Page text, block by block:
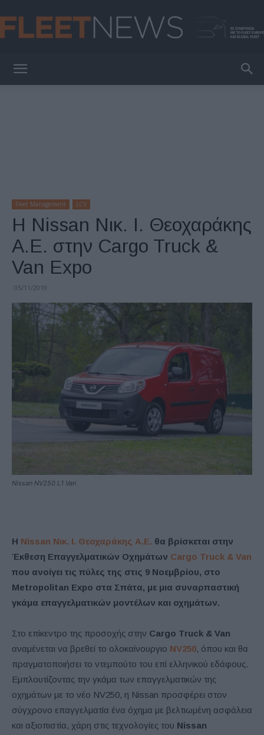
Fleet Management LCV
H Nissan Νικ. Ι. Θεοχαράκης
Α.Ε. στην Cargo Truck &
Van Expo
05/11/2019
Nissan NV250 L1 Van
Η Nissan Νικ. Ι. Θεοχαράκης Α.Ε. θα βρίσκεται στην
Έκθεση Επαγγελματικών Οχημάτων Cargo Truck & Van
που ανοίγει τις πύλες της στις 9 Νοεμβρίου, στο
Metropolitan Expo στα Σπάτα, με μια συναρπαστική
γκάμα επαγγελματικών μοντέλων και οχημάτων.
Στο επίκεντρο της προσοχής στην Cargo Truck & Van
αναμένεται να βρεθεί το ολοκαίνουργιο NV250, όπου και θα
πραγματοποιήσει το ντεμπούτο του επί ελληνικού εδάφους.
Εμπλουτίζοντας την γκάμα των επαγγελματικών της
οχημάτων με το νέο NV250, η Nissan προσφέρει στον
σύγχρονο επαγγελματία ένα όχημα με βελτιωμένη ασφάλεια
και αξιοπιστία, χάρη στις τεχνολογίες του Nissan